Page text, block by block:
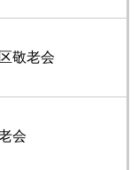
敬老会
会